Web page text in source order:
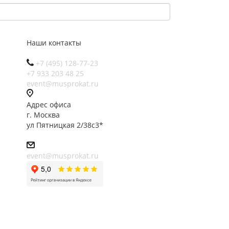
Наши контакты
+7 (495) 128-77-23
+7 933 203 48 25
event@musprokat.ru
Адрес офиса
г. Москва
ул Пятницкая 2/38с3*
event@musprokat.ru